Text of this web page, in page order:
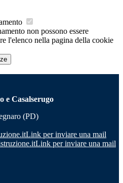
non possono essere
l'elenco nella pagina della cookie
e Casalserugo
(PD)
Link per inviare una mail
Link per inviare una mail